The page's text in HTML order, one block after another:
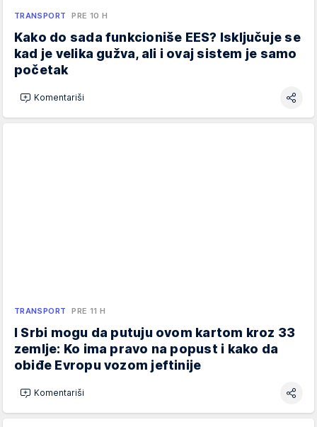
TRANSPORT PRE 10 H
Kako do sada funkcioniše EES? Isključuje se
kad je velika gužva, ali i ovaj sistem je samo
početak
Komentariši
TRANSPORT PRE 11 H
I Srbi mogu da putuju ovom kartom kroz 33
zemlje: Ko ima pravo na popust i kako da
obiđe Evropu vozom jeftinije
Komentariši